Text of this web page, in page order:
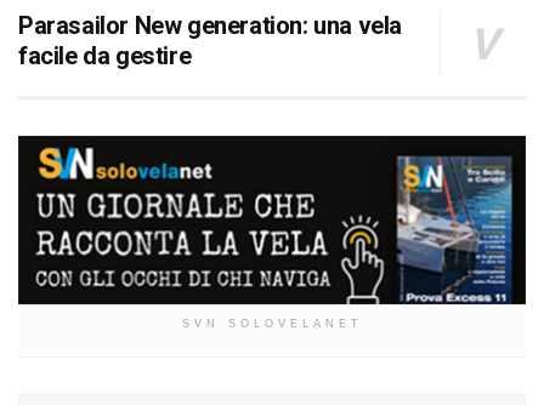
Parasailor New generation: una vela
facile da gestire
SVN SOLOVELANET